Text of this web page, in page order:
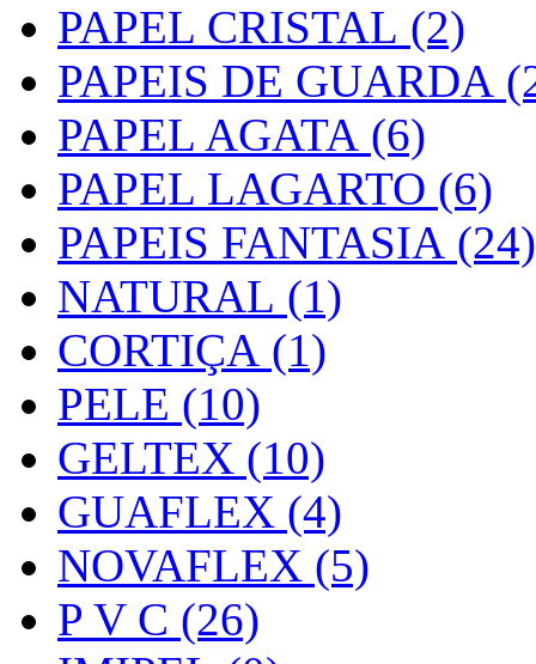
PAPEL CRISTAL (2)
PAPEIS DE GUARDA
PAPEL AGATA (6)
PAPEL LAGARTO (6)
PAPEIS FANTASIA (24)
NATURAL (1)
CORTIÇA (1)
PELE (10)
GELTEX (10)
GUAFLEX (4)
NOVAFLEX (5)
P V C (26)